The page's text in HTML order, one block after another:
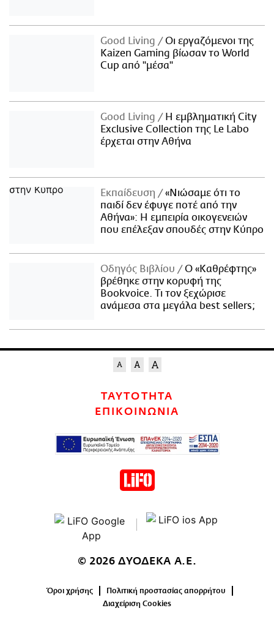
Good Living
Οι εργαζόμενοι της
Kaizen Gaming βίωσαν το World
Cup από "μέσα"
Good Living
Η εμβληματική City
Exclusive Collection της Le Labo
έρχεται στην Αθήνα
Εκπαίδευση
«Νιώσαμε ότι το
παιδί δεν έφυγε ποτέ από την
Αθήνα»: Η εμπειρία οικογενειών
που επέλεξαν σπουδές στην Κύπρο
Οδηγός Βιβλίου
Ο «Καθρέφτης»
βρέθηκε στην κορυφή της
Bookvoice. Τι τον ξεχώρισε
ανάμεσα στα μεγάλα best sellers;
ΤΑΥΤΟΤΗΤΑ
ΕΠΙΚΟΙΝΩΝΙΑ
© 2026 ΔΥΟΔΕΚΑ Α.Ε.
Όροι χρήσης
Πολιτική προστασίας απορρήτου
Διαχείριση Cookies